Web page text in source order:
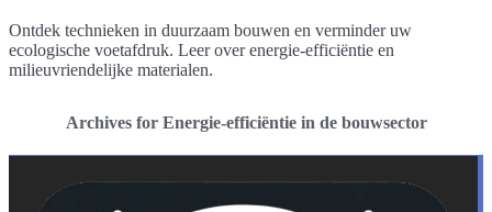
Ontdek technieken in duurzaam bouwen en verminder uw
ecologische voetafdruk. Leer over energie-efficiëntie en
milieuvriendelijke materialen.
Archives for Energie-efficiëntie in de bouwsector